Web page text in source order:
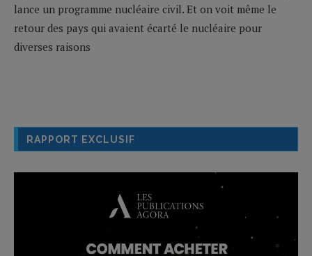
lance un programme nucléaire civil. Et on voit même le
retour des pays qui avaient écarté le nucléaire pour
diverses raisons
RAPPORT EXCLUSIF